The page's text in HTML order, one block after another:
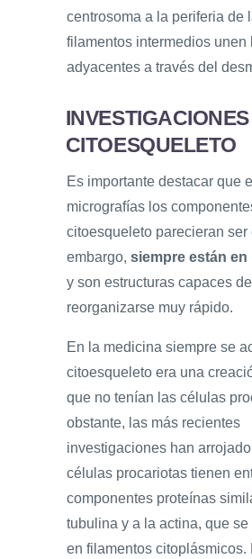
centrosoma a la periferia de
filamentos intermedios unen
adyacentes a través del
CITOESQUELETO
Es importante destacar que
micrografías los
citoesqueleto parecieran ser
embargo, siempre están
y son estructuras capaces de
reorganizarse muy rápido.
En la medicina siempre se
citoesqueleto era una
que no tenían las células
obstante, las más recientes
investigaciones han
células procariotas tienen
componentes proteínas
tubulina y a la actina, que
en filamentos citoplásmicos.